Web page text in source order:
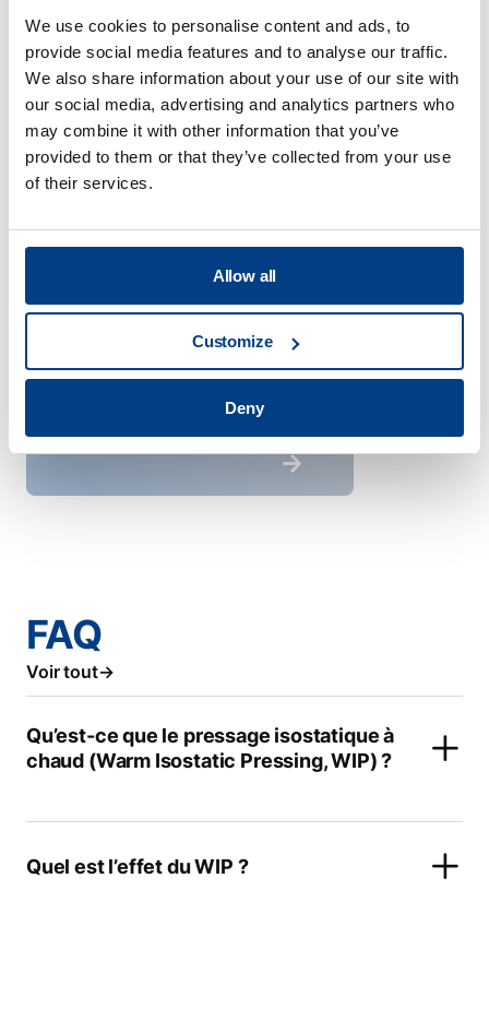
We use cookies to personalise content and ads, to
provide social media features and to analyse our traffic.
We also share information about your use of our site with
our social media, advertising and analytics partners who
may combine it with other information that you’ve
provided to them or that they’ve collected from your use
of their services.
Allow all
Customize
Deny
Énergie et production
d’électricité
FAQ
Voir tout
Qu’est-ce que le pressage isostatique à
chaud (Warm Isostatic Pressing, WIP) ?
Quel est l’effet du WIP ?